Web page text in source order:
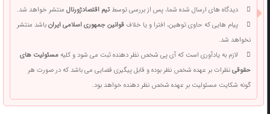
دیدگاه های ارسال شده شما، پس از بررسی توسطتیم اقتصادژورنالمنتشر خواهد شد.
پیام هایی که حاوی توهین، افترا و یا خلافقوانین جمهوری اسلامی ایرانباشد منتشر
نخواهد شد.
لازم به یادآوری است که آی پی شخص نظر دهنده ثبت می شود و کلیهمسئولیت های
حقوقینظرات بر عهده شخص نظر بوده و قابل پیگیری قضایی می باشد که در صورت هر
گونه شکایت مسئولیت بر عهده شخص نظر دهنده خواهد بود.